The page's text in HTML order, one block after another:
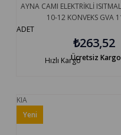
AYNA CAMI ELEKTRİKLİ
10-12 KONVEKS GVA
ADET
₺263,52
Ücretsiz Kargo
Hızlı Kargo
KIA
Yeni